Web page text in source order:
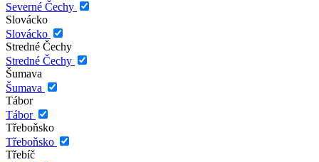
Severné Čechy
Slovácko
Slovácko
Stredné Čechy
Stredné Čechy
Šumava
Šumava
Tábor
Tábor
Třeboňsko
Třeboňsko
Třebíč